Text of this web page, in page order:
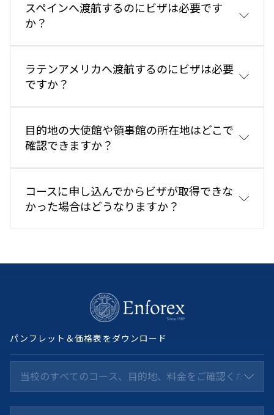
スペインへ渡航するのにビザは必要です
か？
欧州連合（EU）加盟国の市民は、他のEU加盟国に入
国する際にビザを必要としません。
多くの国（アメリカ、ブラジル、日本、韓国など）の
市民は、ビザなしで最大90日間スペインに入国でき
ます。より長期間滞在する予定がある場合は、スペイ
ンへ渡航する前に学生ビザ（D種）を申請する必要が
あります。
他国からスペインへ渡航する学生は、最寄りのスペイ
さい。
ビザが必要な学生については、学生がプログラムの費
ラテンアメリカへ渡航するのにビザは必要
ですか？
目的地の大使館や領事館の所在地はどこで
確認できますか？
コースに申し込んでからビザが取得できな
かった場合はどうなりますか？
info@enforex.com
パンフレット＆価格表をダウンロード
当校のすべてのコース、目的地、料金をご確認ください *